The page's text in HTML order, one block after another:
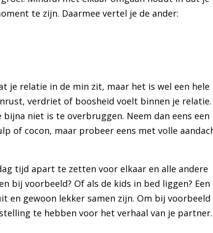
te zijn. Daarmee vertel je de ander:
je relatie in de min zit, maar het is wel een hele
verdriet of boosheid voelt binnen je relatie.
niet is te overbruggen. Neem dan eens een
of cocon, maar probeer eens met volle
tijd apart te zetten voor elkaar en alle andere
bij voorbeeld? Of als de kids in bed liggen? Een
en gewoon lekker samen zijn. Om bij voorbeeld
te hebben voor het verhaal van je partner.